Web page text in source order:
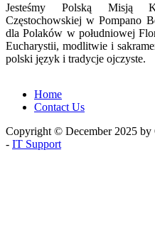
Jesteśmy Polską Misją
Częstochowskiej w Pompano
dla Polaków w południowej
Eucharystii, modlitwie i
polski język i tradycje ojczyste.
Home
Contact Us
Copyright © December 2025
- IT Support